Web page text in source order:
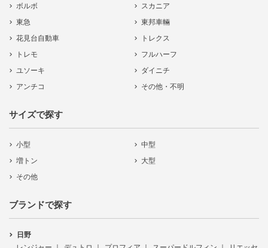
ボルボ
スカニア
東急
東邦車輛
花見台自動車
トレクス
トレモ
フルハーフ
ユソーキ
ダイニチ
アンチコ
その他・不明
サイズで探す
小型
中型
増トン
大型
その他
ブランドで探す
日野